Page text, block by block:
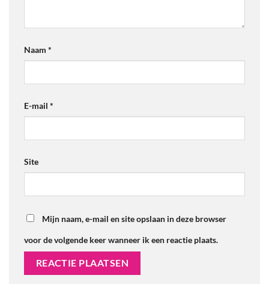
Naam *
E-mail *
Site
Mijn naam, e-mail en site opslaan in deze browser
voor de volgende keer wanneer ik een reactie plaats.